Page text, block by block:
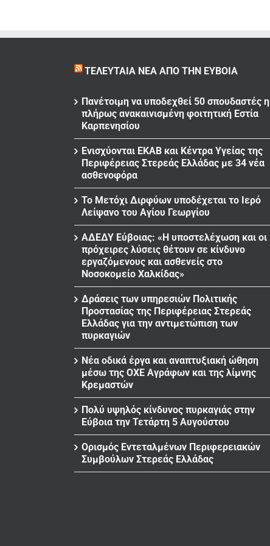
ΤΕΛΕΥΤΑΊΑ ΝΈΑ ΑΠΌ ΤΗΝ ΕΎΒΟΙΑ
Πανέτοιμη να υποδεχθεί 50 σπουδαστές η
πλήρως ανακαινισμένη φοιτητική Εστία
Καρπενησίου
Ενισχύονται ΕΚΑΒ και Κέντρα Υγείας της
Περιφέρειας Στερεάς Ελλάδας με 34 νέα
ασθενοφόρα
Το Μετόχι Διρφύων υποδέχεται το Ιερό
Λείψανο του Αγίου Γεωργίου
ΑΔΕΔΥ Εύβοιας: «Η υποστελέχωση και οι
πρόχειρες λύσεις θέτουν σε κίνδυνο
εργαζόμενους και ασθενείς στο
Νοσοκομείο Χαλκίδας»
Δράσεις των υπηρεσιών Πολιτικής
Προστασίας της Περιφέρειας Στερεάς
Ελλάδας για την αντιμετώπιση των
πυρκαγιών
Νέα οδικά έργα και αναπτυξιακή ώθηση
μέσω της ΟΧΕ Αγράφων και της λίμνης
Κρεμαστών
Πολύ υψηλός κίνδυνος πυρκαγιάς στην
Εύβοια την Τετάρτη 5 Αυγούστου
Ορισμός Εντεταλμένων Περιφερειακών
Συμβούλων Στερεάς Ελλάδας